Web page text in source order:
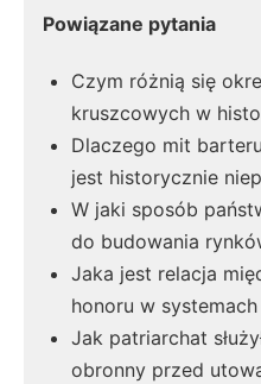
Powiązane pytania
Czym różnią się
kruszcowych w
Dlaczego mit
jest historycznie
W jaki sposób
do budowania
Jaka jest relacja
honoru w
Jak patriarchat
obronny przed